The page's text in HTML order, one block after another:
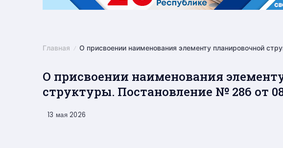
Главная О присвоении наименования элементу планировочной
О присвоении наименования
структуры. Постановление № 286 от
13 мая 2026